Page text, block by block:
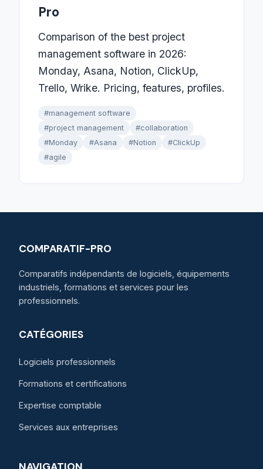
Pro
Comparison of the best project
management software in 2026:
Monday, Asana, Notion, ClickUp,
Trello, Wrike. Pricing, features, profiles.
#management software
#project management
#collaboration
#Monday
#Asana #Notion
#ClickUp
#agile
COMPARATIF-PRO
Comparatifs indépendants de logiciels, équipements
industriels, formations et services pour les
professionnels.
CATÉGORIES
Logiciels professionnels
Formations et certifications
Expertise comptable
Services aux entreprises